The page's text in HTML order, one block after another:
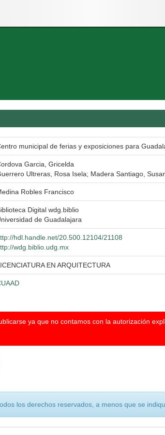
municipal de ferias y exposiciones para
Garcia, Gricelda
Ultreras, Rosa Isela; Madera Santiago,
Robles Francisco
Digital wdg.biblio
de Guadalajara
hdl.handle.net/20.500.12104/21108
wdg.biblio.udg.mx
EN ARQUITECTURA
ya que no contamos con la autorización
los derechos reservados, a menos que se